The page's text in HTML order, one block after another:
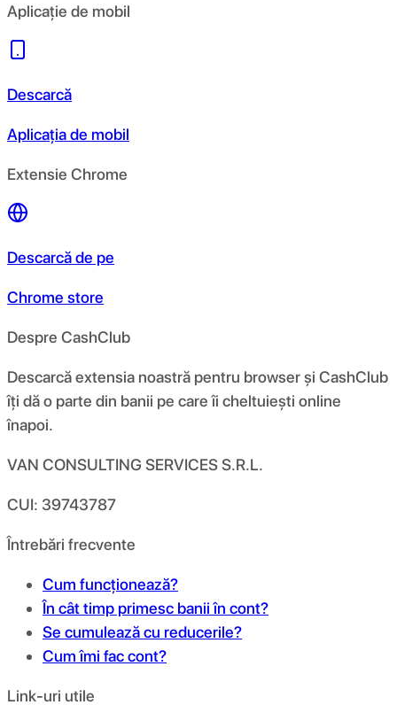
Aplicație de mobil
Descarcă
Aplicația de mobil
Extensie Chrome
Descarcă de pe
Chrome store
Despre CashClub
Descarcă extensia noastră pentru browser și CashClub
îți dă o parte din banii pe care îi cheltuiești online
înapoi.
VAN CONSULTING SERVICES S.R.L.
CUI: 39743787
Întrebări frecvente
Cum funcționează?
În cât timp primesc banii în cont?
Se cumulează cu reducerile?
Cum îmi fac cont?
Link-uri utile